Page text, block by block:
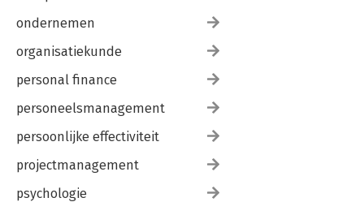
ondernemen
organisatiekunde
personal finance
personeelsmanagement
persoonlijke effectiviteit
projectmanagement
psychologie